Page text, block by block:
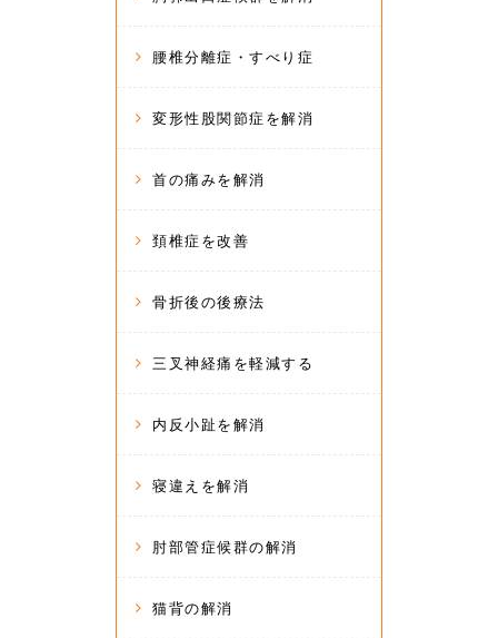
腰椎分離症・すべり症
変形性股関節症を解消
首の痛みを解消
頚椎症を改善
骨折後の後療法
三叉神経痛を軽減する
内反小趾を解消
寝違えを解消
肘部管症候群の解消
猫背の解消